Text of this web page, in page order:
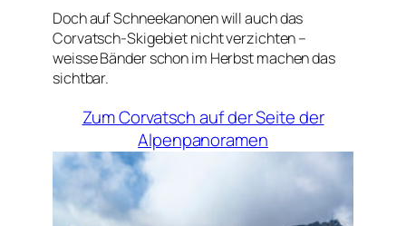
Doch auf Schneekanonen will auch das
Corvatsch-Skigebiet nicht verzichten –
weisse Bänder schon im Herbst machen das
sichtbar.
Zum Corvatsch auf der Seite der
Alpenpanoramen